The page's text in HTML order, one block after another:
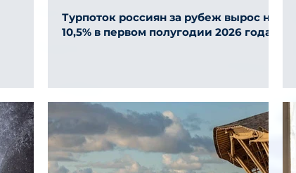
Турпоток россиян за рубеж вырос на
10,5% в первом полугодии 2026 года